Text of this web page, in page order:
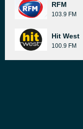
RFM
103.9 FM
Hit West
100.9 FM